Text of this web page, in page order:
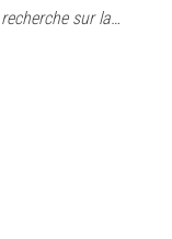
recherche sur la…